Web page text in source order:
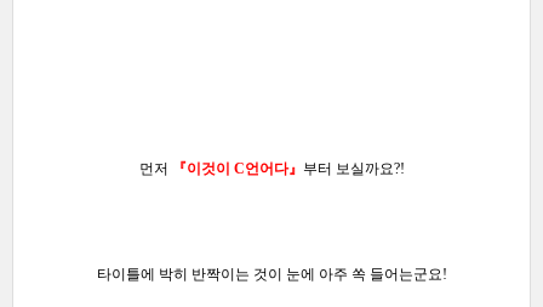
먼저 『이것이 C언어다』 부터 보실까요?!
타이틀에 박히 반짝이는 것이 눈에 아주 쏙 들어는군요!